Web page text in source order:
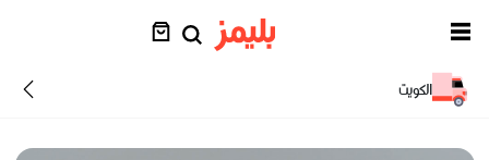
الكويت